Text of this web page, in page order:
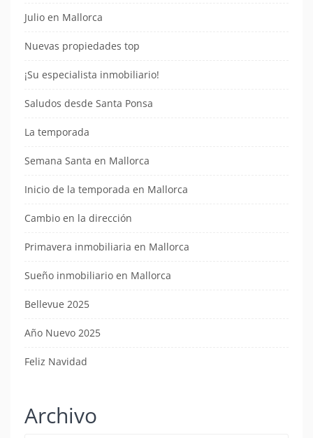
Julio en Mallorca
Nuevas propiedades top
¡Su especialista inmobiliario!
Saludos desde Santa Ponsa
La temporada
Semana Santa en Mallorca
Inicio de la temporada en Mallorca
Cambio en la dirección
Primavera inmobiliaria en Mallorca
Sueño inmobiliario en Mallorca
Bellevue 2025
Año Nuevo 2025
Feliz Navidad
Archivo